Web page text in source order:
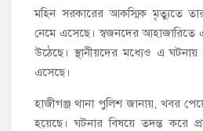
মহিন সরকারের আকস্মিক মৃত্যুতে
নেমে এসেছে। স্বজনদের আহাজারিতে
উঠেছে। স্থানীয়দের মধ্যেও এ
এসেছে।
হাজীগঞ্জ থানা পুলিশ জানায়, খবর
হয়েছে। ঘটনার বিষয়ে তদন্ত করে